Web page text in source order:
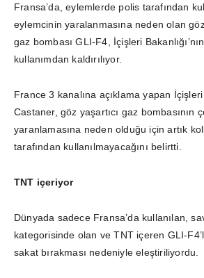
Fransa’da, eylemlerde polis tarafından
eylemcinin yaralanmasına neden olan göz
gaz bombası GLI-F4, İçişleri
kullanımdan kaldırılıyor.
France 3 kanalına açıklama yapan
Castaner, göz yaşartıcı gaz bombasının
yaranlamasına neden olduğu için artık
tarafından kullanılmayacağını belirtti.
TNT içeriyor
​Dünyada sadece Fransa’da kullanılan,
kategorisinde olan ve TNT içeren GLI-
sakat bırakması nedeniyle eleştiriliyordu.